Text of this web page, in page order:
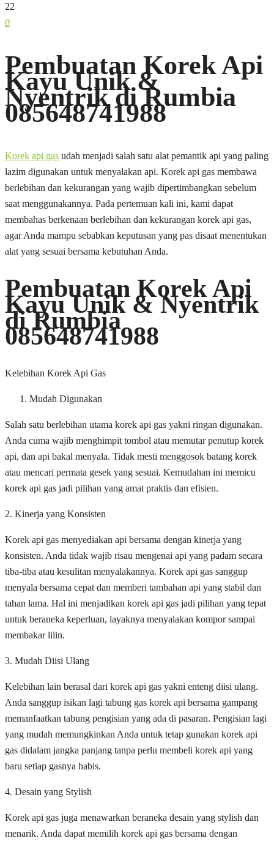
22
0
Pembuatan Korek Api
Kayu Unik &
Nyentrik di Rumbia
085648741988
Korek api gas udah menjadi salah satu alat pemantik api yang paling
lazim digunakan untuk menyalakan api. Korek api gas membawa
berlebihan dan kekurangan yang wajib dipertimbangkan sebelum
saat menggunakannya. Pada pertemuan kali ini, kami dapat
membahas berkenaan berlebihan dan kekurangan korek api gas,
agar Anda mampu sebabkan keputusan yang pas disaat menentukan
alat yang sesuai bersama kebutuhan Anda.
Pembuatan Korek Api
Kayu Unik & Nyentrik
di Rumbia
085648741988
Kelebihan Korek Api Gas
Mudah Digunakan
Salah satu berlebihan utama korek api gas yakni ringan digunakan.
Anda cuma wajib menghimpit tombol atau memutar penutup korek
api, dan api bakal menyala. Tidak mesti menggosok batang korek
atau mencari permata gesek yang sesuai. Kemudahan ini memicu
korek api gas jadi pilihan yang amat praktis dan efisien.
2. Kinerja yang Konsisten
Korek api gas menyediakan api bersama dengan kinerja yang
konsisten. Anda tidak wajib risau mengenai api yang padam secara
tiba-tiba atau kesulitan menyalakannya. Korek api gas sanggup
menyala bersama cepat dan memberi tambahan api yang stabil dan
tahan lama. Hal ini menjadikan korek api gas jadi pilihan yang tepat
untuk beraneka keperluan, layaknya menyalakan kompor sampai
membakar lilin.
3. Mudah Diisi Ulang
Kelebihan lain berasal dari korek api gas yakni enteng diisi ulang.
Anda sanggup isikan lagi tabung gas korek api bersama gampang
memanfaatkan tabung pengisian yang ada di pasaran. Pengisian lagi
yang mudah memungkinkan Anda untuk tetap gunakan korek api
gas didalam jangka panjang tanpa perlu membeli korek api yang
baru setiap gasnya habis.
4. Desain yang Stylish
Korek api gas juga menawarkan beraneka desain yang stylish dan
menarik. Anda dapat memilih korek api gas bersama dengan